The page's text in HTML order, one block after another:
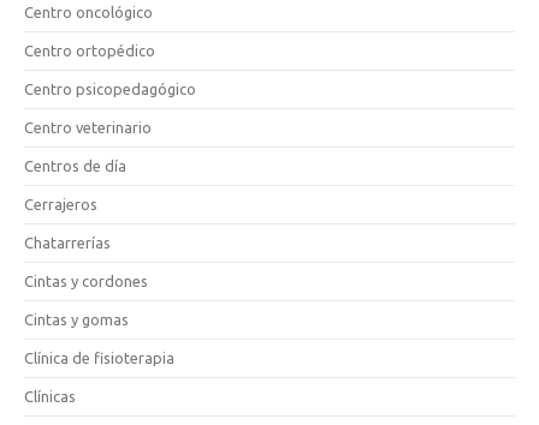
Centro oncológico
Centro ortopédico
Centro psicopedagógico
Centro veterinario
Centros de día
Cerrajeros
Chatarrerías
Cintas y cordones
Cintas y gomas
Clínica de fisioterapia
Clínicas